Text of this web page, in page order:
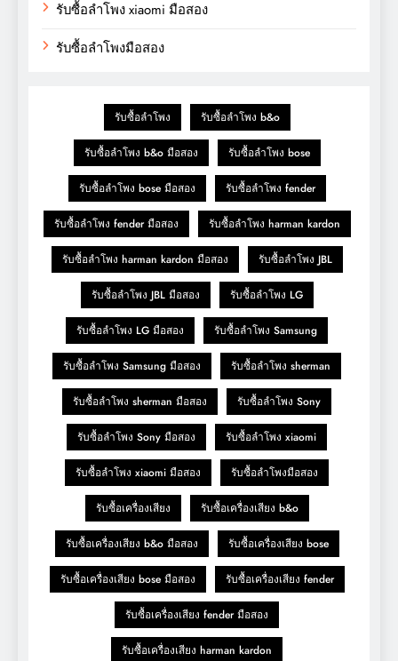
รับซื้อลำโพง xiaomi มือสอง
รับซื้อลำโพงมือสอง
รับซื้อลำโพง รับซื้อลำโพง b&o
รับซื้อลำโพง b&o มือสอง รับซื้อลำโพง bose
รับซื้อลำโพง bose มือสอง รับซื้อลำโพง fender
รับซื้อลำโพง fender มือสอง รับซื้อลำโพง harman kardon
รับซื้อลำโพง harman kardon มือสอง รับซื้อลำโพง JBL
รับซื้อลำโพง JBL มือสอง รับซื้อลำโพง LG
รับซื้อลำโพง LG มือสอง รับซื้อลำโพง Samsung
รับซื้อลำโพง Samsung มือสอง รับซื้อลำโพง sherman
รับซื้อลำโพง sherman มือสอง รับซื้อลำโพง Sony
รับซื้อลำโพง Sony มือสอง รับซื้อลำโพง xiaomi
รับซื้อลำโพง xiaomi มือสอง รับซื้อลำโพงมือสอง
รับซื้อเครื่องเสียง รับซื้อเครื่องเสียง b&o
รับซื้อเครื่องเสียง b&o มือสอง รับซื้อเครื่องเสียง bose
รับซื้อเครื่องเสียง bose มือสอง รับซื้อเครื่องเสียง fender
รับซื้อเครื่องเสียง fender มือสอง
รับซื้อเครื่องเสียง harman kardon